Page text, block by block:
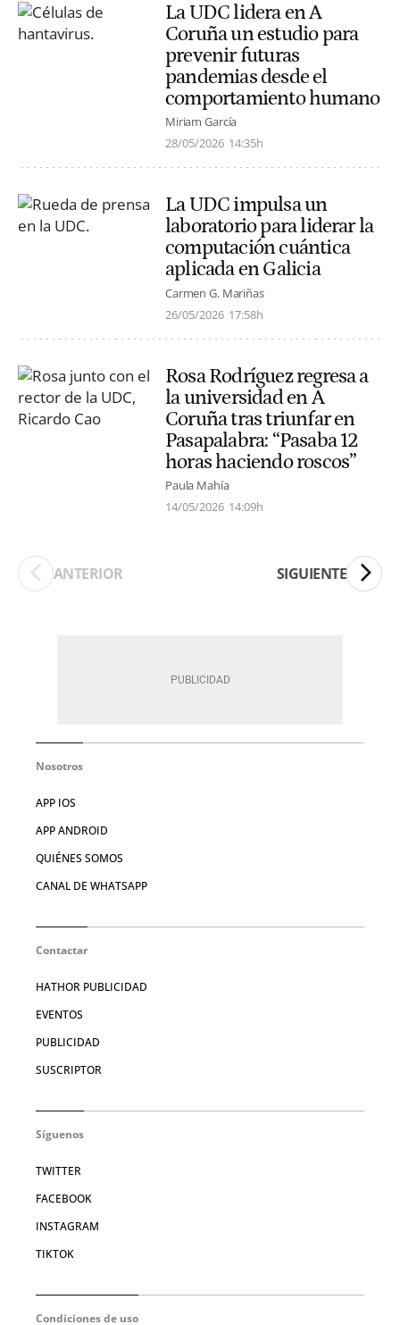
La UDC lidera en A
Coruña un estudio para
prevenir futuras
pandemias desde el
comportamiento humano
Miriam García
28/05/2026 14:35h
La UDC impulsa un
laboratorio para liderar la
computación cuántica
aplicada en Galicia
Carmen G. Mariñas
26/05/2026 17:58h
Rosa Rodríguez regresa a
la universidad en A
Coruña tras triunfar en
Pasapalabra: “Pasaba 12
horas haciendo roscos”
Paula Mahía
14/05/2026 14:09h
ANTERIOR SIGUIENTE
Nosotros
APP IOS
APP ANDROID
QUIÉNES SOMOS
CANAL DE WHATSAPP
Contactar
HATHOR PUBLICIDAD
EVENTOS
PUBLICIDAD
SUSCRIPTOR
Síguenos
TWITTER
FACEBOOK
INSTAGRAM
TIKTOK
Condiciones de uso